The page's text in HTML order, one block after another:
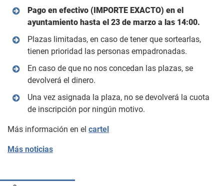
Pago en efectivo (IMPORTE EXACTO) en el
ayuntamiento hasta el 23 de marzo a las 14:00.
Plazas limitadas, en caso de tener que sortearlas,
tienen prioridad las personas empadronadas.
En caso de que no nos concedan las plazas, se
devolverá el dinero.
Una vez asignada la plaza, no se devolverá la cuota
de inscripción por ningún motivo.
Más información en el cartel
Más noticias